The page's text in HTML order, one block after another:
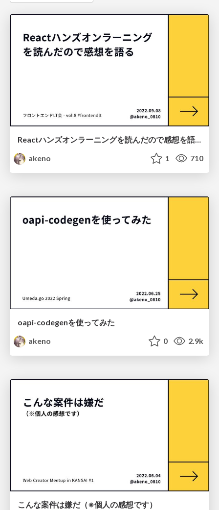
Reactハンズオンラーニングを読んだので感想を語る
akeno
1 710
oapi-codegenを使ってみた
akeno
0 2.9k
こんな案件は嫌だ（※個人の感想です）